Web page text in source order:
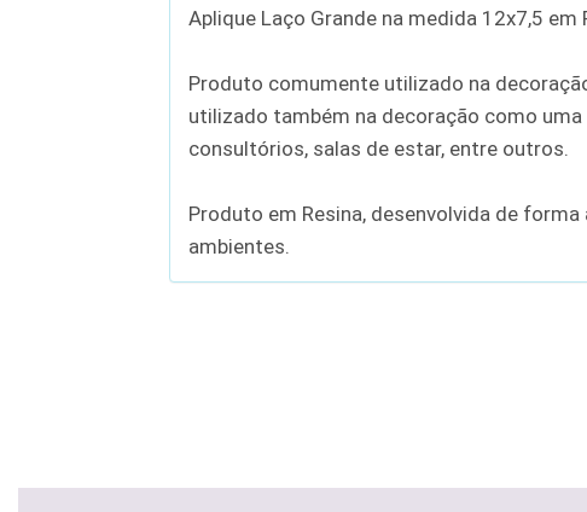
Aplique Laço Grande na medida 12x7,5 em
Produto comumente utilizado na
utilizado também na decoração como
consultórios, salas de estar, entre outros.
Produto em Resina, desenvolvida de
ambientes.